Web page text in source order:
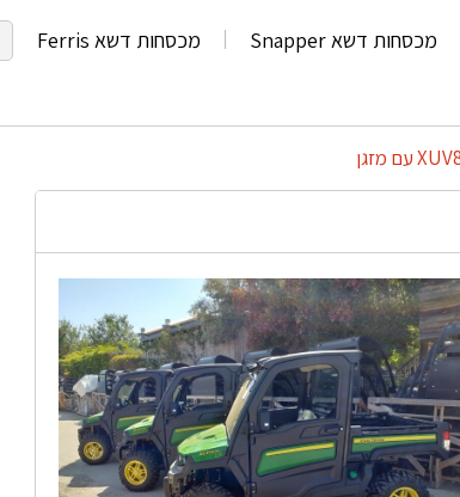
מכסחות דשא Snapper מכסחות דשא Ferris